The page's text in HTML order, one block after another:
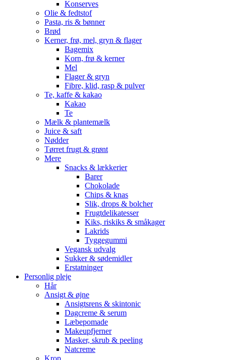
Konserves
Olie & fedtstof
Pasta, ris & bønner
Brød
Kerner, frø, mel, gryn & flager
Bagemix
Korn, frø & kerner
Mel
Flager & gryn
Fibre, klid, rasp & pulver
Te, kaffe & kakao
Kakao
Te
Mælk & plantemælk
Juice & saft
Nødder
Tørret frugt & grønt
Mere
Snacks & lækkerier
Barer
Chokolade
Chips & knas
Slik, drops & bolcher
Frugtdelikatesser
Kiks, riskiks & småkager
Lakrids
Tyggegummi
Vegansk udvalg
Sukker & sødemidler
Erstatninger
Personlig pleje
Hår
Ansigt & øjne
Ansigtsrens & skintonic
Dagcreme & serum
Læbepomade
Makeupfjerner
Masker, skrub & peeling
Natcreme